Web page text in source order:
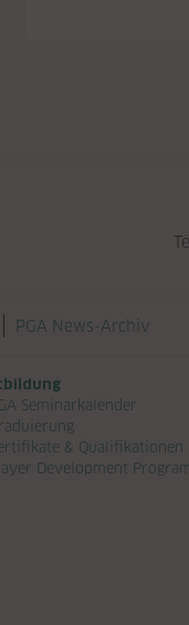
PGA News-Archiv
Seminarkalender
& Qualifikationen
Development